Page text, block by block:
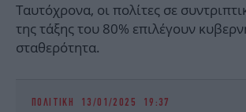
Ταυτόχρονα, οι πολίτες σε
της τάξης του 80% επιλέγουν
σταθερότητα.
ΠΟΛΙΤΙΚΗ 13/01/2025 19:37